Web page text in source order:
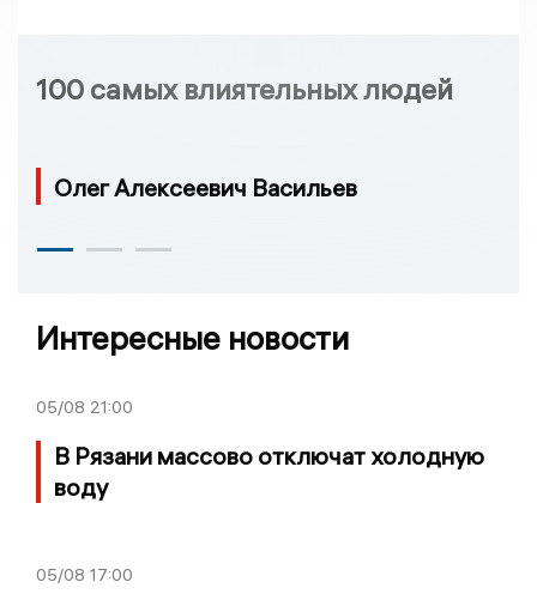
100 самых влиятельных людей
Олег Алексеевич Васильев
Интересные новости
05/08 21:00
В Рязани массово отключат холодную
воду
05/08 17:00